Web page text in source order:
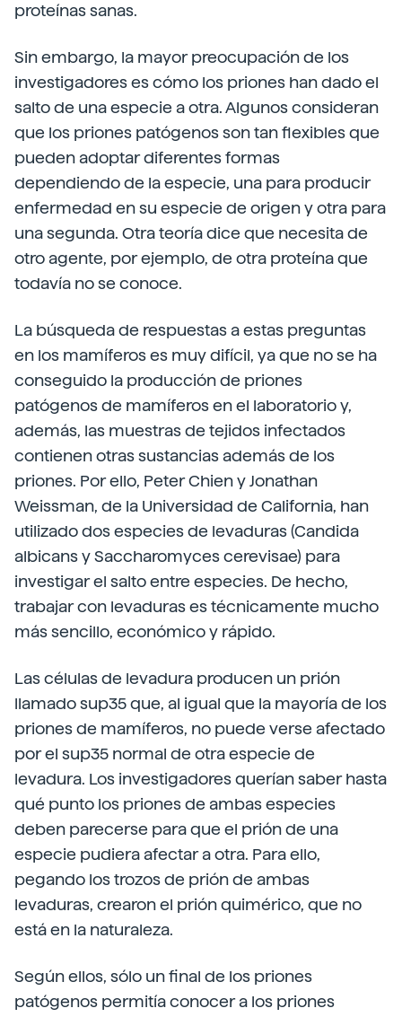
proteínas sanas.
Sin embargo, la mayor preocupación de los
investigadores es cómo los priones han dado el
salto de una especie a otra. Algunos consideran
que los priones patógenos son tan flexibles que
pueden adoptar diferentes formas
dependiendo de la especie, una para producir
enfermedad en su especie de origen y otra para
una segunda. Otra teoría dice que necesita de
otro agente, por ejemplo, de otra proteína que
todavía no se conoce.
La búsqueda de respuestas a estas preguntas
en los mamíferos es muy difícil, ya que no se ha
conseguido la producción de priones
patógenos de mamíferos en el laboratorio y,
además, las muestras de tejidos infectados
contienen otras sustancias además de los
priones. Por ello, Peter Chien y Jonathan
Weissman, de la Universidad de California, han
utilizado dos especies de levaduras (Candida
albicans y Saccharomyces cerevisae) para
investigar el salto entre especies. De hecho,
trabajar con levaduras es técnicamente mucho
más sencillo, económico y rápido.
Las células de levadura producen un prión
llamado sup35 que, al igual que la mayoría de los
priones de mamíferos, no puede verse afectado
por el sup35 normal de otra especie de
levadura. Los investigadores querían saber hasta
qué punto los priones de ambas especies
deben parecerse para que el prión de una
especie pudiera afectar a otra. Para ello,
pegando los trozos de prión de ambas
levaduras, crearon el prión quimérico, que no
está en la naturaleza.
Según ellos, sólo un final de los priones
patógenos permitía conocer a los priones